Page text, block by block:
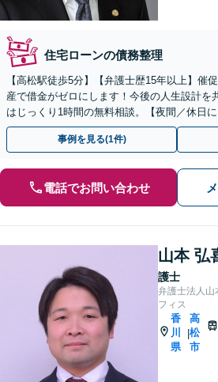
住宅ローンの債務整理
【高松駅徒歩5分】【弁護士歴15年以上】催
産で借金がゼロにします！今後の人生設計を
はじっくり1時間の無料相談。【夜間／休日
り】ご自宅を残したいというご希望にも対応
事例を見る(1件)
電話でお問い合わせ
山本 弘
護士
弁護士法人山本
フィス
香
川
県
|
高
松
市